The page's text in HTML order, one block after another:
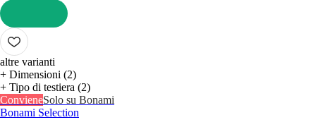
AGGIUNGI
altre varianti
+ Dimensioni (2)
+ Tipo di testiera (2)
ConvieneSolo su Bonami
Bonami Selection